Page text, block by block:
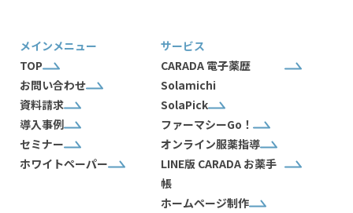
メインメニュー
TOP
お問い合わせ
資料請求
導入事例
セミナー
ホワイトペーパー
サービス
CARADA 電子薬歴
Solamichi
SolaPick
ファーマシーGo！
オンライン服薬指導
LINE版 CARADA お薬手
帳
ホームページ制作